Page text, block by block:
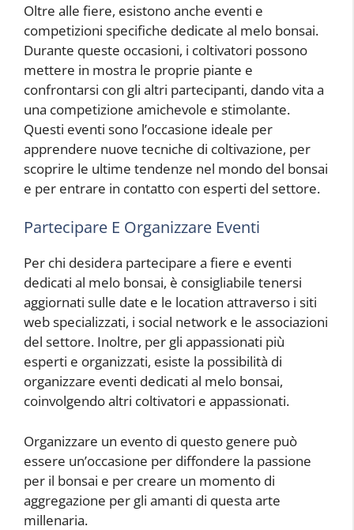
Oltre alle fiere, esistono anche eventi e
competizioni specifiche dedicate al melo bonsai.
Durante queste occasioni, i coltivatori possono
mettere in mostra le proprie piante e
confrontarsi con gli altri partecipanti, dando vita a
una competizione amichevole e stimolante.
Questi eventi sono l’occasione ideale per
apprendere nuove tecniche di coltivazione, per
scoprire le ultime tendenze nel mondo del bonsai
e per entrare in contatto con esperti del settore.
Partecipare E Organizzare Eventi
Per chi desidera partecipare a fiere e eventi
dedicati al melo bonsai, è consigliabile tenersi
aggiornati sulle date e le location attraverso i siti
web specializzati, i social network e le associazioni
del settore. Inoltre, per gli appassionati più
esperti e organizzati, esiste la possibilità di
organizzare eventi dedicati al melo bonsai,
coinvolgendo altri coltivatori e appassionati.
Organizzare un evento di questo genere può
essere un’occasione per diffondere la passione
per il bonsai e per creare un momento di
aggregazione per gli amanti di questa arte
millenaria.